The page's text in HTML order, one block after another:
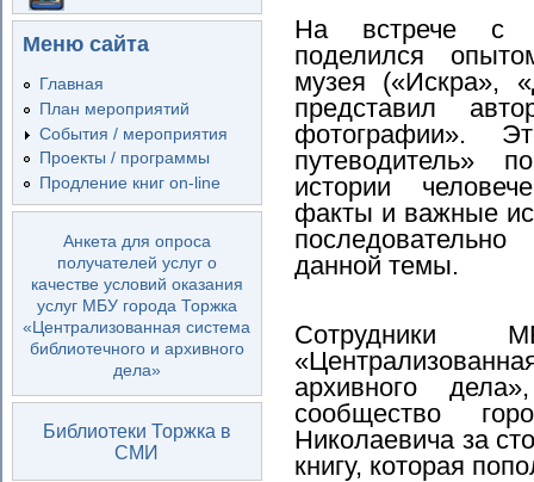
Меню сайта
Главная
План мероприятий
События / мероприятия
Проекты / программы
Продление книг on-line
Анкета для опроса
получателей услуг о
качестве условий оказания
услуг МБУ города Торжка
«Централизованная система
библиотечного и архивного
дела»
Библиотеки Торжка в
СМИ
На встрече с
поделился опыто
музея («Искра»,
представил
фотографии».
путеводитель»
истории
факты и важные
данной темы.
Сотрудники
архивного
сообщество
Николаевича за
книгу, которая